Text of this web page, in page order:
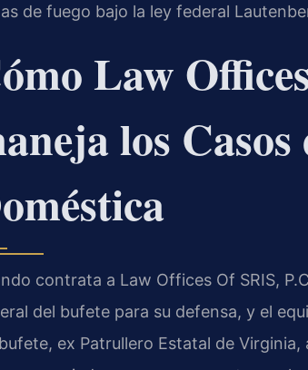
de fuego bajo la ley federal
Law
los
contrata a Law Offices Of SRIS,
del bufete para su defensa, y el
ex Patrullero Estatal de